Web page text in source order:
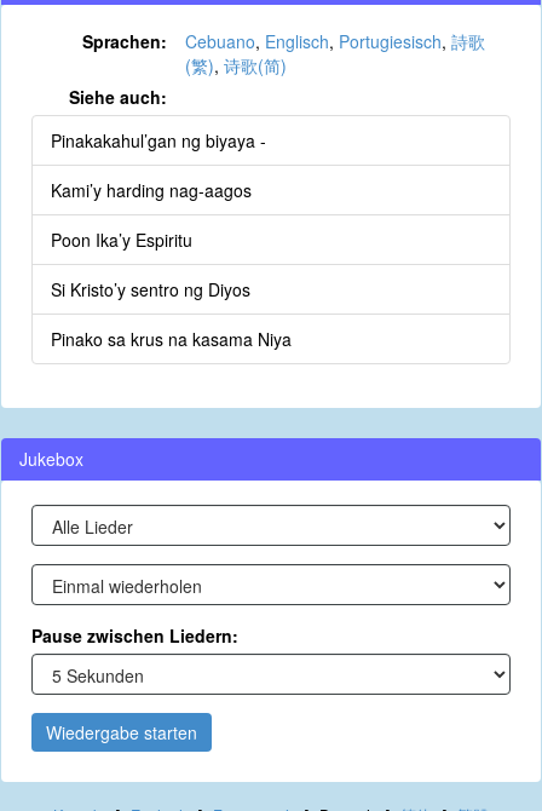
Sprachen: Cebuano, Englisch, Portugiesisch, 詩歌
(繁), 诗歌(简)
Siehe auch:
Pinakakahul’gan ng biyaya -
Kami’y harding nag-aagos
Poon Ika’y Espiritu
Si Kristo’y sentro ng Diyos
Pinako sa krus na kasama Niya
Jukebox
Pause zwischen Liedern:
Wiedergabe starten